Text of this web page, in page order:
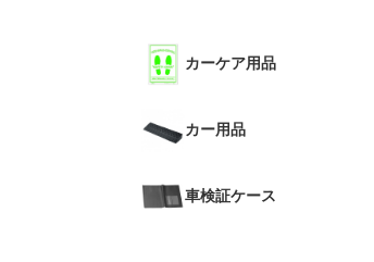
カーケア用品
カー用品
車検証ケース